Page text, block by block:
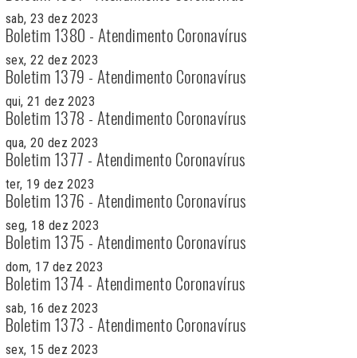
sab, 23 dez 2023
Boletim 1380 - Atendimento Coronavírus
sex, 22 dez 2023
Boletim 1379 - Atendimento Coronavírus
qui, 21 dez 2023
Boletim 1378 - Atendimento Coronavírus
qua, 20 dez 2023
Boletim 1377 - Atendimento Coronavírus
ter, 19 dez 2023
Boletim 1376 - Atendimento Coronavírus
seg, 18 dez 2023
Boletim 1375 - Atendimento Coronavírus
dom, 17 dez 2023
Boletim 1374 - Atendimento Coronavírus
sab, 16 dez 2023
Boletim 1373 - Atendimento Coronavírus
sex, 15 dez 2023